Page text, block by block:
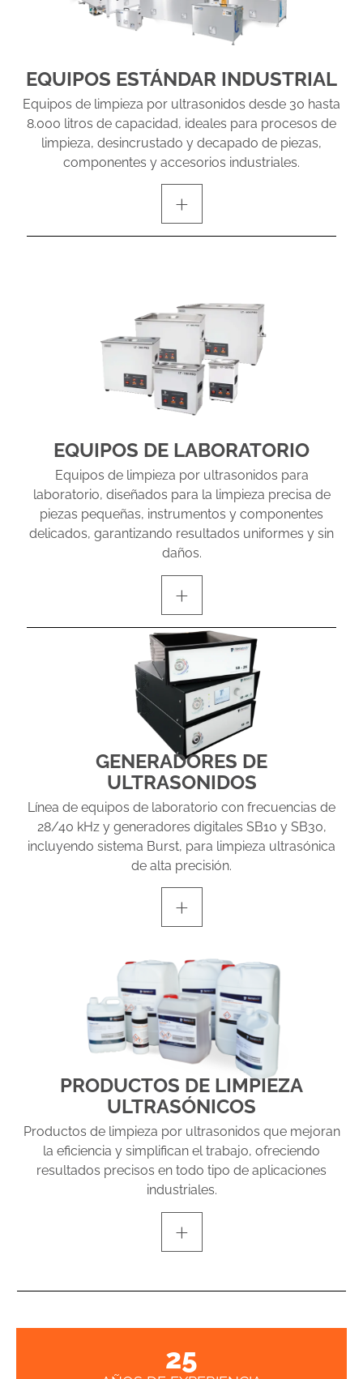
EQUIPOS ESTÁNDAR INDUSTRIAL
Equipos de limpieza por ultrasonidos desde 30 hasta
8.000 litros de capacidad, ideales para procesos de
limpieza, desincrustado y decapado de piezas,
componentes y accesorios industriales.
+
EQUIPOS DE LABORATORIO
Equipos de limpieza por ultrasonidos para
laboratorio, diseñados para la limpieza precisa de
piezas pequeñas, instrumentos y componentes
delicados, garantizando resultados uniformes y sin
daños.
+
GENERADORES DE
ULTRASONIDOS
Línea de equipos de laboratorio con frecuencias de
28/40 kHz y generadores digitales SB10 y SB30,
incluyendo sistema Burst, para limpieza ultrasónica
de alta precisión.
+
PRODUCTOS DE LIMPIEZA
ULTRASÓNICOS
Productos de limpieza por ultrasonidos que mejoran
la eficiencia y simplifican el trabajo, ofreciendo
resultados precisos en todo tipo de aplicaciones
industriales.
+
25